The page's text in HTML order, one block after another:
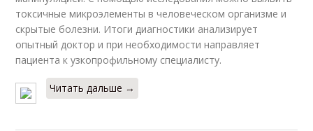
токсичные микроэлементы в человеческом организме и
скрытые болезни. Итоги диагностики анализирует
опытный доктор и при необходимости направляет
пациента к узкопрофильному специалисту.
Читать дальше →